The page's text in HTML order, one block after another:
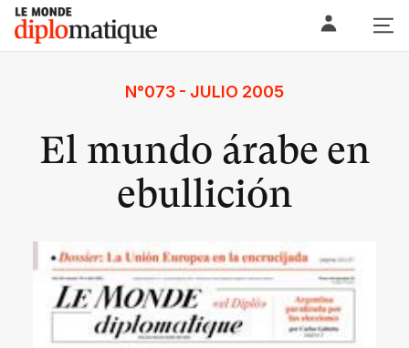
Skip
content
Le monde diplomatique
N°073 - JULIO 2005
El mundo árabe en
ebullición